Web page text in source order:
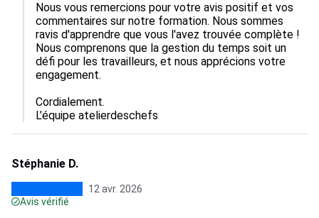
Nous vous remercions pour votre avis positif et vos
commentaires sur notre formation. Nous sommes
ravis d'apprendre que vous l'avez trouvée complète !
Nous comprenons que la gestion du temps soit un
défi pour les travailleurs, et nous apprécions votre
engagement.
Cordialement.
L’équipe atelierdeschefs
Stéphanie D.
12 avr. 2026
Avis vérifié